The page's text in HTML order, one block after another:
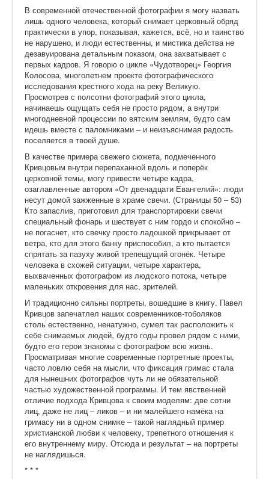
В современной отечественной фотографии я могу назвать
лишь одного человека, который снимает церковный обряд
практически в упор, показывая, кажется, всё, но и таинство
не нарушено, и люди естественны, и мистика действа не
дезавуирована детальным показом, она захватывает с
первых кадров. Я говорю о цикле «Чудотворец» Георгия
Колосова, многолетнем проекте фотографического
исследования крестного хода на реку Великую.
Просмотрев с полсотни фотографий этого цикла,
начинаешь ощущать себя не просто рядом, а внутри
многодневной процессии по вятским землям, будто сам
идешь вместе с паломниками – и неизъяснимая радость
поселяется в твоей душе.
В качестве примера свежего сюжета, подмеченного
Кривцовым внутри перепаханной вдоль и поперёк
церковной темы, могу привести четыре кадра,
озаглавленные автором «От двенадцати Евангелий»: люди
несут домой зажженные в храме свечи. (Страницы 50 – 53)
Кто запаслив, приготовил для транспортировки свечи
специальный фонарь и шествует с ним гордо и спокойно –
не погаснет, кто свечку просто ладошкой прикрывает от
ветра, кто для этого банку приспособил, а кто пытается
спрятать за пазуху живой трепещущий огонёк. Четыре
человека в схожей ситуации, четыре характера,
выхваченных фотографом из людского потока, четыре
маленьких откровения для нас, зрителей.
И традиционно сильны портреты, вошедшие в книгу. Павел
Кривцов запечатлел наших современников-тоболяков
столь естественно, ненатужно, сумел так расположить к
себе снимаемых людей, будто годы провел рядом с ними,
будто его герои знакомы с фотографом всю жизнь.
Просматривая многие современные портретные проекты,
часто ловлю себя на мысли, что фиксация гримас стала
для нынешних фотографов чуть ли не обязательной
частью художественной программы. И тем явственней
отличие подхода Кривцова к своим моделям: две сотни
лиц, даже не лиц – ликов – и ни малейшего намёка на
гримасу ни в одном снимке – такой наглядный пример
христианской любви к человеку, трепетного отношения к
его внутреннему миру. Отсюда и результат – на портреты
не наглядишься.
* * *